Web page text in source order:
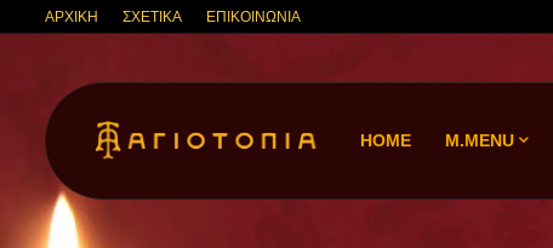
ΑΡΧΙΚΗ ΣΧΕΤΙΚΑ ΕΠΙΚΟΙΝΩΝΙΑ
HOME M.MENU